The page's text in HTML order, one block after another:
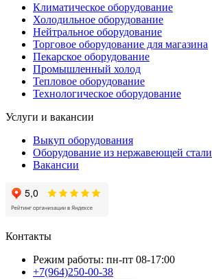
Климатическое оборудование
Холодильное оборудование
Нейтральное оборудование
Торговое оборудование для магазина
Пекарское оборудование
Промышленный холод
Тепловое оборудование
Технологическое оборудование
Услуги и вакансии
Выкуп оборудования
Оборудование из нержавеющей стали
Вакансии
Контакты
Режим работы: пн-пт 08-17:00
+7(964)250-00-38